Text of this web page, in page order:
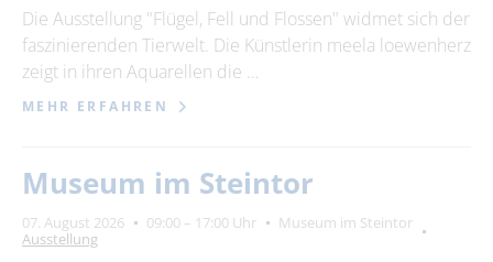
Kategorie
Suchbegriff
Ort
Die Ausstellung "Flügel, Fell und Flossen" widmet sich der
faszinierenden Tierwelt. Die Künstlerin meela loewenherz
zeigt in ihren Aquarellen die …
MEHR ERFAHREN
Museum im Steintor
07. August 2026 09:00 – 17:00 Uhr
Museum im Steintor
Ausstellung